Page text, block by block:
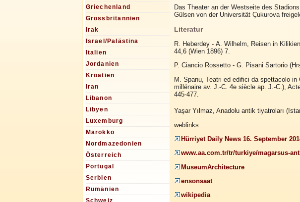
Griechenland
Grossbritannien
Irak
Israel/Palästina
Italien
Jordanien
Kroatien
Iran
Libanon
Libyen
Luxemburg
Marokko
Nordmazedonien
Österreich
Portugal
Serbien
Rumänien
Das Theater an der Westseite des
Gülsen von der Universität Çukurova
Literatur
R. Heberdey - A. Wilhelm, Reisen in
44,6 (Wien 1896) 7.
P. Ciancio Rossetto - G. Pisani Sartorio
M. Spanu, Teatri ed edifici da spettacolo
millénaire av. J.-C. 4e siècle ap. J.-C.),
445-477.
Yaşar Yılmaz, Anadolu antik tiyatroları
weblinks:
Hürriyet Daily News 16. September
www.aa.com.tr/tr/turkiye/magarsus-
MuseumArchitecture
ensonsaat
wikipedia